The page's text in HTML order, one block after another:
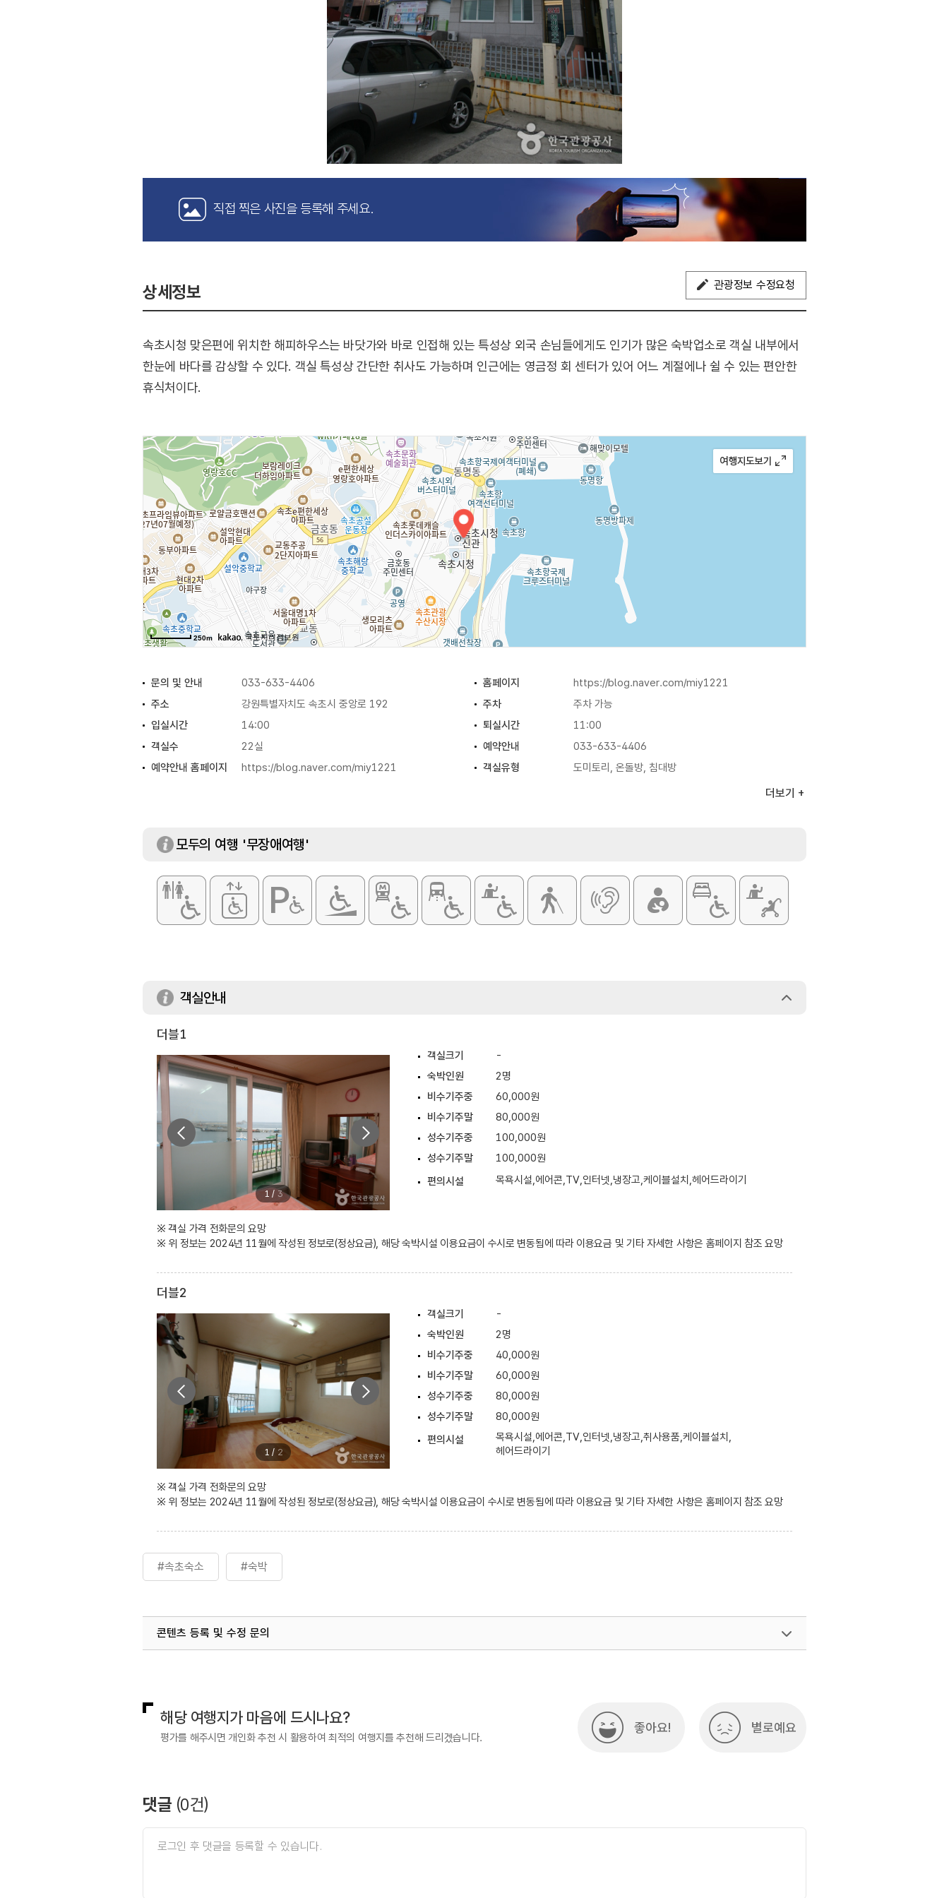
직접 찍은 사진을 등록해 주세요.
상세정보 관광정보 수정요청
속초시청 맞은편에 위치한 해피하우스는 바닷가와 바로 인접해 있는 특성상 외국 손님들에게도 인기가 많은 숙박업소로 객실 내부에서
한눈에 바다를 감상할 수 있다. 객실 특성상 간단한 취사도 가능하며 인근에는 영금정 회 센터가 있어 어느 계절에나 쉴 수 있는 편안한
휴식처이다.
250m , 국토지리정보원
문의 및 안내 033-633-4406 홈페이지
https://blog.naver.com/miy1221
주소
강원특별자치도 속초시 중앙로 192 주차
주차 가능
입실시간
14:00 퇴실시간
11:00
객실수
22실 예약안내
033-633-4406
예약안내 홈페이지
https://blog.naver.com/miy1221 객실유형
도미토리, 온돌방, 침대방
더보기
모두의 여행 '무장애여행'
객실안내
더블1
1 / 3
객실크기
-
숙박인원
2명
비수기주중
60,000원
비수기주말
80,000원
성수기주중
100,000원
성수기주말
100,000원
편의시설
목욕시설,에어콘,TV,인터넷,냉장고,케이블설치,헤어드라이기
※ 객실 가격 전화문의 요망
※ 위 정보는 2024년 11월에 작성된 정보로(정상요금), 해당 숙박시설 이용요금이 수시로 변동됨에 따라 이용요금 및 기타 자세한 사항은 홈페이지 참조 요망
더블2
1 / 2
객실크기
-
숙박인원
2명
비수기주중
40,000원
비수기주말
60,000원
성수기주중
80,000원
성수기주말
80,000원
편의시설
목욕시설,에어콘,TV,인터넷,냉장고,취사용품,케이블설치,
헤어드라이기
※ 객실 가격 전화문의 요망
※ 위 정보는 2024년 11월에 작성된 정보로(정상요금), 해당 숙박시설 이용요금이 수시로 변동됨에 따라 이용요금 및 기타 자세한 사항은 홈페이지 참조 요망
#속초숙소 #숙박
콘텐츠 등록 및 수정 문의
해당 여행지가 마음에 드시나요?
평가를 해주시면 개인화 추천 시 활용하여 최적의 여행지를 추천해 드리겠습니다.
좋아요! 별로예요
댓글 (0건)